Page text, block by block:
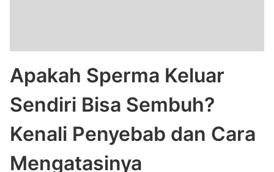
Apakah Sperma Keluar
Sendiri Bisa Sembuh?
Kenali Penyebab dan Cara
Mengatasinya